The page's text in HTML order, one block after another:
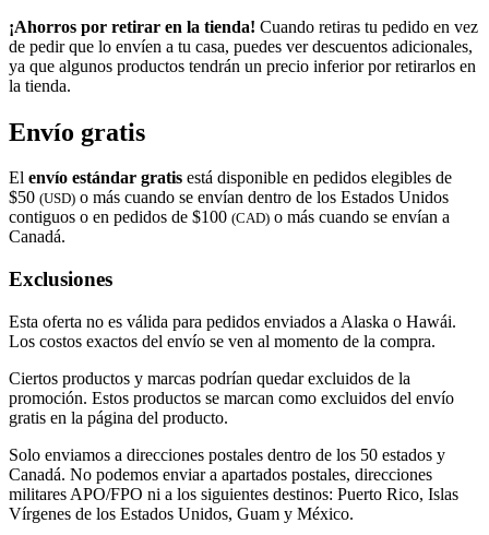
¡Ahorros por retirar en la tienda! Cuando retiras tu pedido en vez
de pedir que lo envíen a tu casa, puedes ver descuentos adicionales,
ya que algunos productos tendrán un precio inferior por retirarlos en
la tienda.
Envío gratis
El envío estándar gratis está disponible en pedidos elegibles de
$50 (USD) o más cuando se envían dentro de los Estados Unidos
contiguos o en pedidos de $100 (CAD) o más cuando se envían a
Canadá.
Exclusiones
Esta oferta no es válida para pedidos enviados a Alaska o Hawái.
Los costos exactos del envío se ven al momento de la compra.
Ciertos productos y marcas podrían quedar excluidos de la
promoción. Estos productos se marcan como excluidos del envío
gratis en la página del producto.
Solo enviamos a direcciones postales dentro de los 50 estados y
Canadá. No podemos enviar a apartados postales, direcciones
militares APO/FPO ni a los siguientes destinos: Puerto Rico, Islas
Vírgenes de los Estados Unidos, Guam y México.